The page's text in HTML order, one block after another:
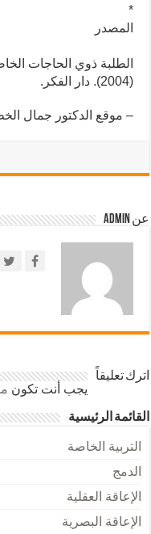
*
–
الطلبة ذوي الحاجات
(2004). دار الفكر.
– موقع الدكتور جمال
عن admin
اترك تعليقاً
يجب أنت تكون
القائمة الرئيسية
التربية الخاصة
الدمج
الإعاقة العقلية
الإعاقة البصرية